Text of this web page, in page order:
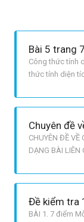
Bài 5 trang
Công thức tính
thức tính diện
vuông, x > 0.
CHUYÊN ĐỀ VỀ
DẠNG BÀI LIÊN
BÊN CẠNH ĐÓ
BẠN CŨNG
BÀI 1. 7 điểm